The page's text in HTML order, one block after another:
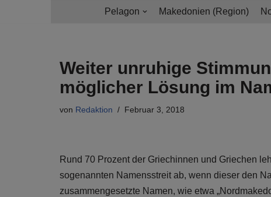
Pelagon Makedonien (Region)
Weiter unruhige
möglicher Lösung im
von Redaktion Februar 3, 2018
Rund 70 Prozent der Griechinnen und Griechen
sogenannten Namensstreit ab, wenn dieser den
zusammengesetzte Namen, wie etwa